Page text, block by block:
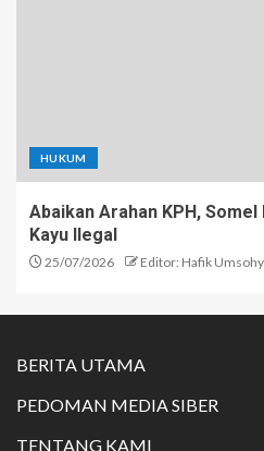
HUKUM
Abaikan Arahan KPH,
Kayu Ilegal
25/07/2026 Editor: Hafik Umsohy
BERITA UTAMA
PEDOMAN MEDIA SIBER
TENTANG KAMI